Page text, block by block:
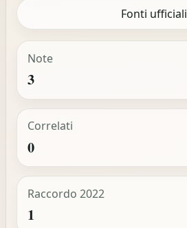
Fonti ufficiali
Note
3
Correlati
0
Raccordo 2022
1